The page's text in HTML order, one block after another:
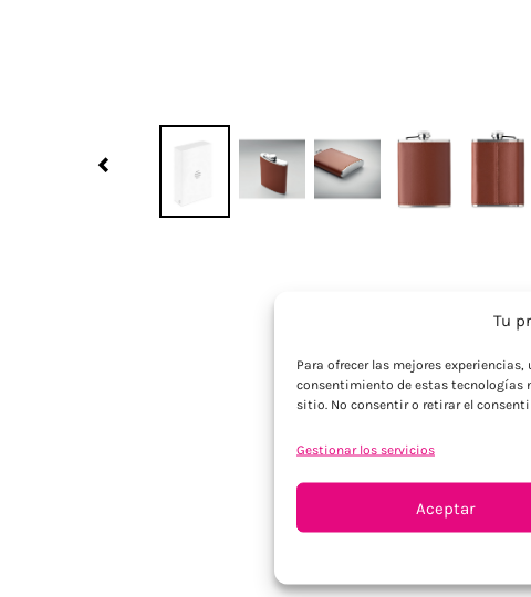
Tu
Para ofrecer las mejores
consentimiento de estas tecnologías
sitio. No consentir o retirar el
Gestionar los servicios
Aceptar